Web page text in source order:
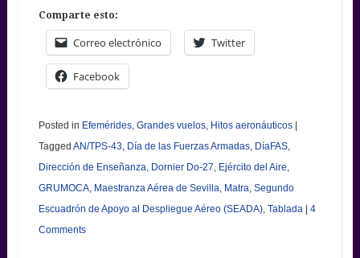
Comparte esto:
Correo electrónico Twitter
Facebook
Posted in Efemérides, Grandes vuelos, Hitos aeronáuticos |
Tagged AN/TPS-43 Día de las Fuerzas Armadas, DíaFAS,
Dirección de Enseñanza Dornier Do-27 Ejército del Aire
GRUMOCA, Maestranza Aérea de Sevilla Matra Segundo
Escuadrón de Apoyo al Despliegue Aéreo (SEADA), Tablada | 4
Comments